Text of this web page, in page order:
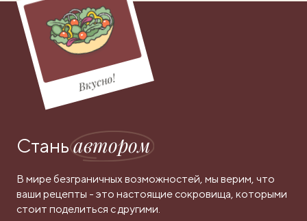
Вкусно!
Станьавтором
В мире безграничных возможностей, мы верим, что
ваши рецепты - это настоящие сокровища, которыми
стоит поделиться с другими.